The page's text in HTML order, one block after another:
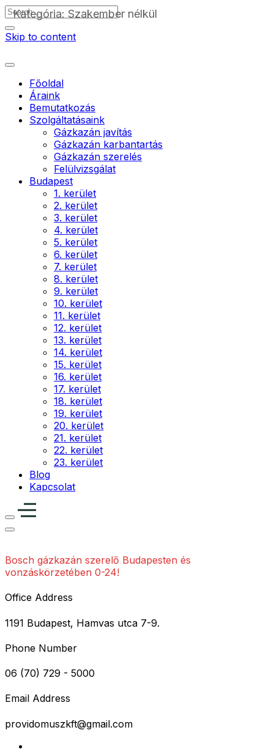
Skip to content
Főoldal
Áraink
Bemutatkozás
Szolgáltatásaink
Gázkazán javítás
Gázkazán karbantartás
Gázkazán szerelés
Felülvizsgálat
Budapest
1. kerület
2. kerület
3. kerület
4. kerület
5. kerület
6. kerület
7. kerület
8. kerület
9. kerület
10. kerület
11. kerület
12. kerület
13. kerület
14. kerület
15. kerület
16. kerület
17. kerület
18. kerület
19. kerület
20. kerület
21. kerület
22. kerület
23. kerület
Blog
Kapcsolat
Bosch gázkazán szerelő Budapesten és
vonzáskörzetében 0-24!
Office Address
1191 Budapest, Hamvas utca 7-9.
Phone Number
06 (70) 729 - 5000
Email Address
providomuszkft@gmail.com
Kategória: Szakember nélkül